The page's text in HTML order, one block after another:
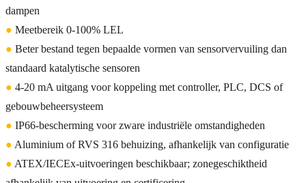
dampen
● Meetbereik 0-100% LEL
● Beter bestand tegen bepaalde vormen van sensorvervuiling dan
standaard katalytische sensoren
● 4-20 mA uitgang voor koppeling met controller, PLC, DCS of
gebouwbeheersysteem
● IP66-bescherming voor zware industriële omstandigheden
● Aluminium of RVS 316 behuizing, afhankelijk van configuratie
● ATEX/IECEx-uitvoeringen beschikbaar; zonegeschiktheid